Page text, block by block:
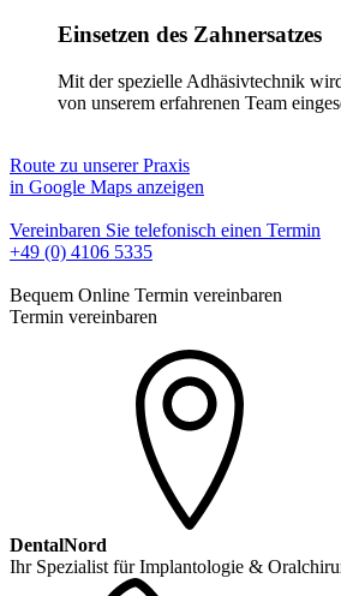
Einsetzen des Zahnersatzes
Mit der spezielle Adhäsivtechnik
von unserem erfahrenen Team
Route zu unserer Praxis
in Google Maps anzeigen
Vereinbaren Sie telefonisch einen Termin
+49 (0) 4106 5335
Bequem Online Termin vereinbaren
Termin vereinbaren
DentalNord
Ihr Spezialist für Implantologie &